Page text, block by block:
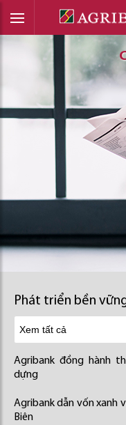
Phát triển bền
Agribank đồng hành
dựng
Agribank dẫn vốn xanh
Biên